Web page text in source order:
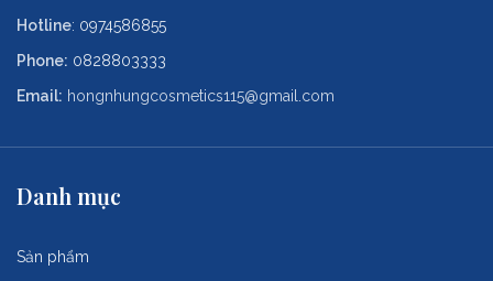
Hotline: 0974586855
Phone: 0828803333
Email: hongnhungcosmetics115@gmail.com
Danh mục
Sản phẩm